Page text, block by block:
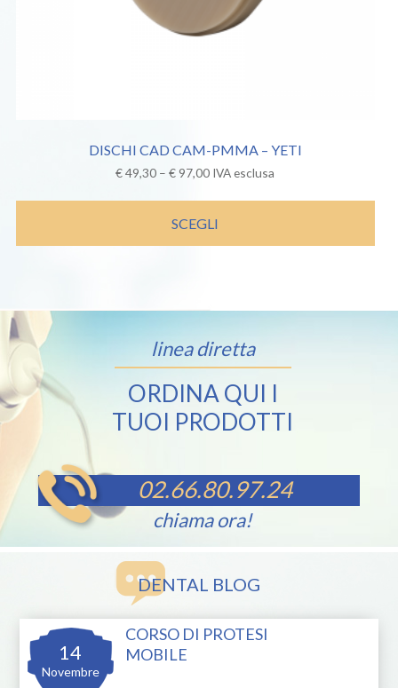
DISCHI CAD CAM-PMMA – YETI
€49,30 –€ 97,00 IVA esclusa
SCEGLI
linea diretta
ORDINA QUI I
TUOI PRODOTTI
02.66.80.97.24
chiama ora!
DENTAL BLOG
14
Novembre
CORSO DI PROTESI
MOBILE